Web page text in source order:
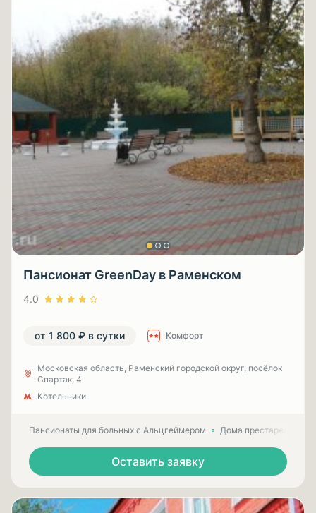
Пансионат GreenDay в Раменском
4.0
от 1 800 ₽ в сутки Комфорт
Московская область, Раменский городской округ, посёлок
Спартак, 4
Котельники
Пансионаты для больных с Альцгеймером Дома престарелых
Оставить заявку